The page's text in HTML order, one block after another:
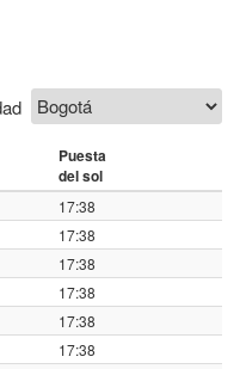
Puesta
del sol
17:38
17:38
17:38
17:38
17:38
17:38